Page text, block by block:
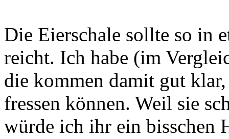
Die Eierschale sollte so in
reicht. Ich habe (im
die kommen damit gut
fressen können. Weil sie
würde ich ihr ein bisschen